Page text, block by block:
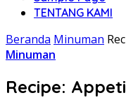
TENTANG KAMI
Beranda Minuman
Minuman
Recipe: